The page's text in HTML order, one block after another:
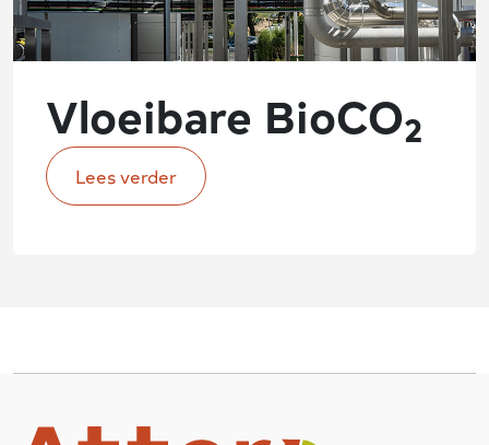
Vloeibare BioCO2
Lees verder